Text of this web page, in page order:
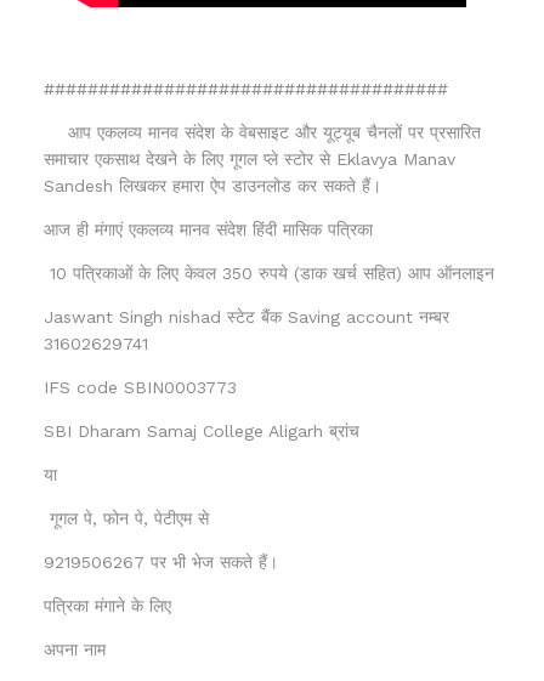
#####################################
आप एकलव्य मानव संदेश के वेबसाइट और यूट्यूब चैनलों पर प्रसारित
समाचार एकसाथ देखने के लिए गूगल प्ले स्टोर से Eklavya Manav
Sandesh लिखकर हमारा ऐप डाउनलोड कर सकते हैं।
आज ही मंगाएं एकलव्य मानव संदेश हिंदी मासिक पत्रिका
10 पत्रिकाओं के लिए केवल 350 रुपये (डाक खर्च सहित) आप ऑनलाइन
Jaswant Singh nishad स्टेट बैंक Saving account नम्बर
31602629741
IFS code SBIN0003773
SBI Dharam Samaj College Aligarh ब्रांच
या
गूगल पे, फोन पे, पेटीएम से
9219506267 पर भी भेज सकते हैं।
पत्रिका मंगाने के लिए
अपना नाम